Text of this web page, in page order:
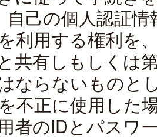
自己の個人認証
利用する権利を
共有しもしくは
ならないものと
不正に使用した
者のIDとパスワ